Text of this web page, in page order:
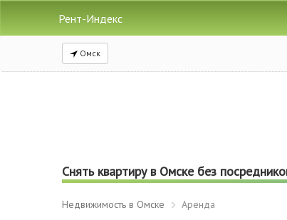
Рент-Индекс
Омск
Снять квартиру в Омске без
Недвижимость в Омске Аренда